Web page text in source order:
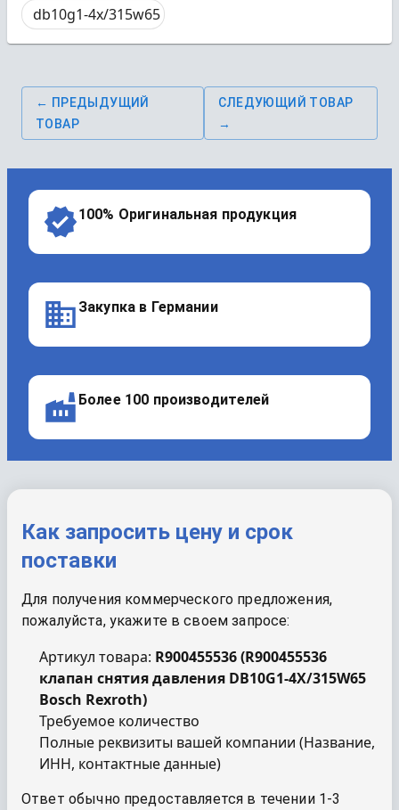
db10g1-4x/315w65
← ПРЕДЫДУЩИЙ
ТОВАР
СЛЕДУЮЩИЙ ТОВАР
→
100% Оригинальная продукция
Закупка в Германии
Более 100 производителей
Как запросить цену и срок
поставки
Для получения коммерческого предложения,
пожалуйста, укажите в своем запросе:
Артикул товара: R900455536(R900455536
клапан снятия давления DB10G1-4X/315W65
Bosch Rexroth)
Требуемое количество
Полные реквизиты вашей компании (Название,
ИНН, контактные данные)
Ответ обычно предоставляется в течении 1-3